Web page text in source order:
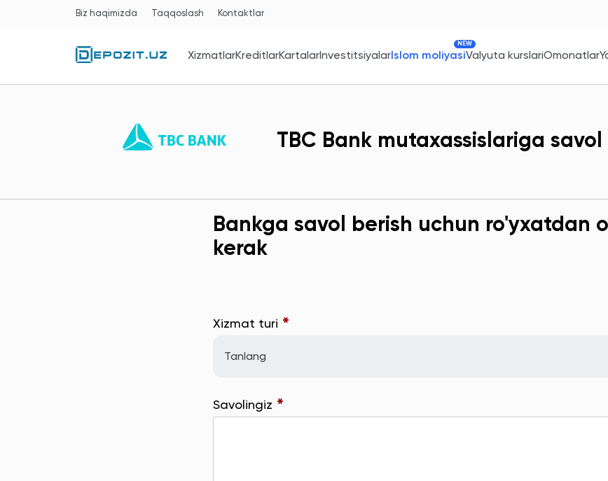
Biz haqimizda Taqqoslash Kontaktlar
XizmatlarKreditlarKartalarInvestitsiyalarIslom moliyasi
NEW
Valyuta kurslariOmonatlar
TBC Bank mutaxassislariga
Bankga savol berish uchun ro'yxatdan
kerak
Xizmat turi *
Tanlang
Savolingiz *